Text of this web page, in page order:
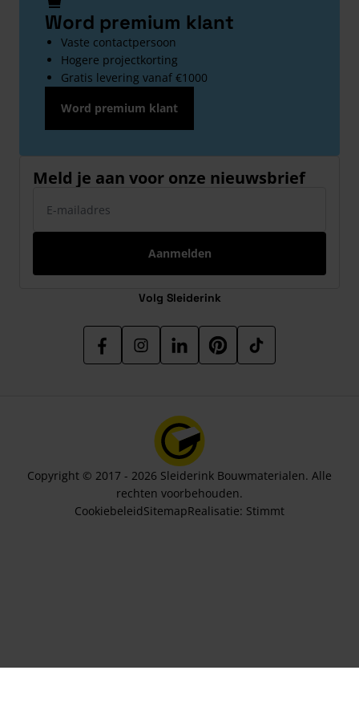
Word premium klant
Vaste contactpersoon
Hogere projectkorting
Gratis levering vanaf €1000
Word premium klant
Meld je aan voor onze nieuwsbrief
Aanmelden
Volg Sleiderink
Copyright © 2017 - 2026 Sleiderink Bouwmaterialen. Alle
rechten voorbehouden.
CookiebeleidSitemapRealisatie: Stimmt